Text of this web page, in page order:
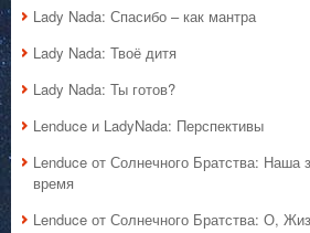
Lady Nada: Спасибо – как мантра
Lady Nada: Твоё дитя
Lady Nada: Ты готов?
Lenduce и LadyNada: Перспективы
Lenduce от Солнечного Братства: Наша
время
Lenduce от Солнечного Братства: О,